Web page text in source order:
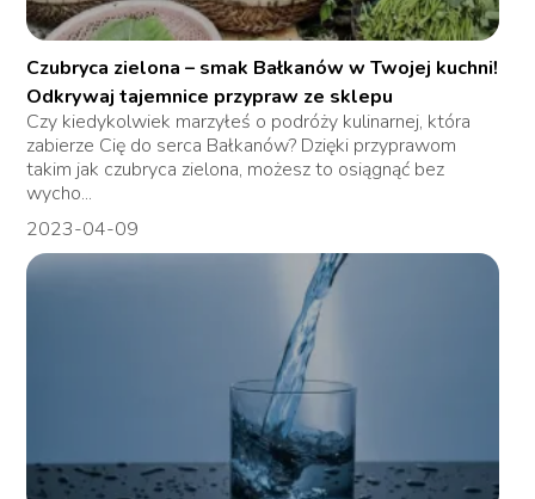
Czubryca zielona – smak Bałkanów w Twojej kuchni!
Odkrywaj tajemnice przypraw ze sklepu
Czy kiedykolwiek marzyłeś o podróży kulinarnej, która
zabierze Cię do serca Bałkanów? Dzięki przyprawom
takim jak czubryca zielona, możesz to osiągnąć bez
wycho...
2023-04-09